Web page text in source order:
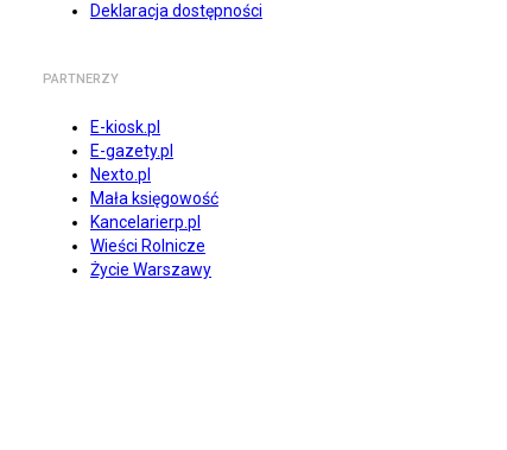
Deklaracja dostępności
PARTNERZY
E-kiosk.pl
E-gazety.pl
Nexto.pl
Mała księgowość
Kancelarierp.pl
Wieści Rolnicze
Życie Warszawy